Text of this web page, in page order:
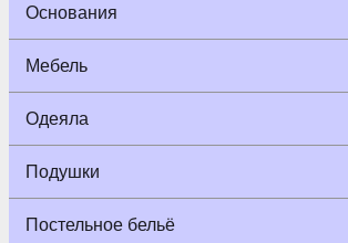
Основания
Мебель
Одеяла
Подушки
Постельное бельё